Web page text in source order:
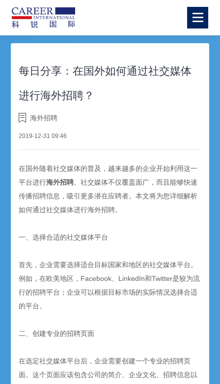
每日分享：在国外如何通过社交媒体
进行海外招聘？
海外招聘
2019-12-31 09:46
在国外随着社交媒体的普及，越来越多的企业开始利用这一
平台进行海外招聘。社交媒体不仅覆盖面广，而且能够快速
传播招聘信息，吸引更多潜在应聘者。本文将为您详细解析
如何通过社交媒体进行海外招聘。
一、选择合适的社交媒体平台
首先，企业需要选择适合目标国家和地区的社交媒体平台。
例如，在欧美地区，Facebook、LinkedIn和Twitter是较为流
行的招聘平台；企业可以根据目标市场的实际情况选择合适
的平台。
二、创建专业的招聘页面
在选定社交媒体平台后，企业需要创建一个专业的招聘页
面。这个页面应该包含公司的简介、企业文化、招聘信息以